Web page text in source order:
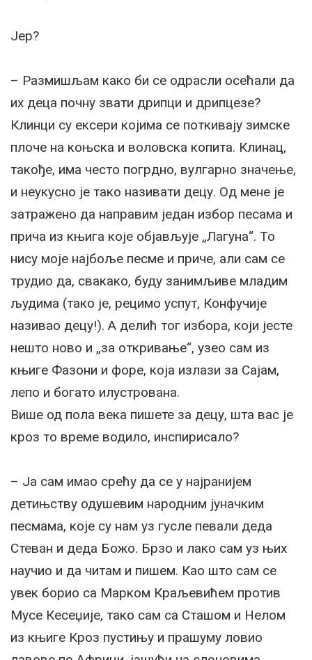
Јер?
– Размишљам како би се одрасли осећали да
их деца почну звати дрипци и дрипцезе?
Клинци су ексери којима се поткивају зимске
плоче на коњска и воловска копита. Клинац,
такође, има често погрдно, вулгарно значење,
и неукусно је тако називати децу. Од мене је
затражено да направим један избор песама и
прича из књига које објављује „Лагуна“. То
нису моје најбоље песме и приче, али сам се
трудио да, свакако, буду занимљиве младим
људима (тако је, рецимо успут, Конфучије
називао децу!). А делић тог избора, који јесте
нешто ново и „за откривање“, узео сам из
књиге Фазони и форе, која излази за Сајам,
лепо и богато илустрована.
Више од пола века пишете за децу, шта вас је
кроз то време водило, инспирисало?
– Ја сам имао срећу да се у најранијем
детињству одушевим народним јуначким
песмама, које су нам уз гусле певали деда
Стеван и деда Божо. Брзо и лако сам уз њих
научио и да читам и пишем. Као што сам се
увек борио са Марком Краљевићем против
Мусе Кесеџије, тако сам са Сташом и Нелом
из књиге Кроз пустињу и прашуму ловио